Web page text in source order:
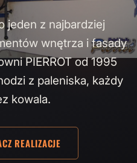
jeden z najbardziej
wnętrza i fasady
PIERROT od 1995
z paleniska, każdy
kowala.
REALIZACJE